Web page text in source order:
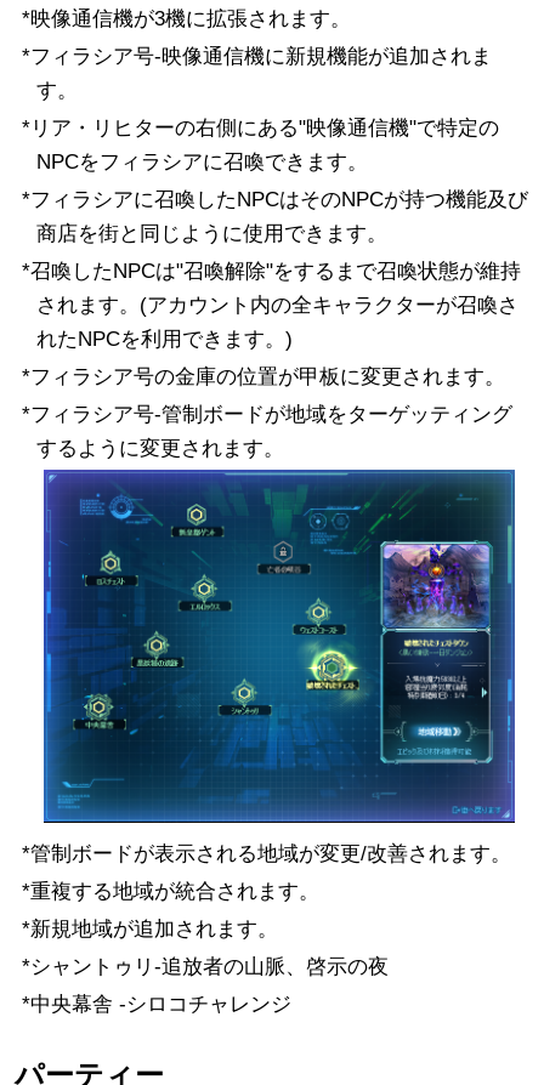
*映像通信機が3機に拡張されます。
*フィラシア号-映像通信機に新規機能が追加されま
す。
*リア・リヒターの右側にある"映像通信機"で特定の
NPCをフィラシアに召喚できます。
*フィラシアに召喚したNPCはそのNPCが持つ機能及び
商店を街と同じように使用できます。
*召喚したNPCは"召喚解除"をするまで召喚状態が維持
されます。(アカウント内の全キャラクターが召喚さ
れたNPCを利用できます。)
*フィラシア号の金庫の位置が甲板に変更されます。
*フィラシア号-管制ボードが地域をターゲッティング
するように変更されます。
*管制ボードが表示される地域が変更/改善されます。
*重複する地域が統合されます。
*新規地域が追加されます。
*シャントゥリ-追放者の山脈、啓示の夜
*中央幕舎 -シロコチャレンジ
パーティー